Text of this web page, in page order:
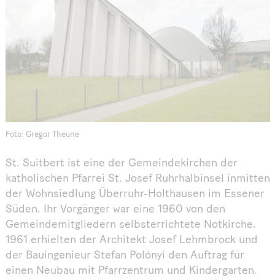
Foto: Gregor Theune
St. Suitbert ist eine der Gemeindekirchen der
katholischen Pfarrei St. Josef Ruhrhalbinsel inmitten
der Wohnsiedlung Überruhr-Holthausen im Essener
Süden. Ihr Vorgänger war eine 1960 von den
Gemeindemitgliedern selbsterrichtete Notkirche.
1961 erhielten der Architekt Josef Lehmbrock und
der Bauingenieur Stefan Polónyi den Auftrag für
einen Neubau mit Pfarrzentrum und Kindergarten.